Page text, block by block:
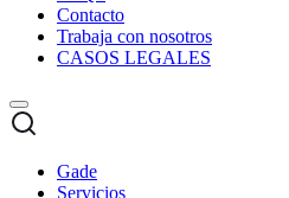
Contacto
Trabaja con nosotros
CASOS LEGALES
Gade
Servicios